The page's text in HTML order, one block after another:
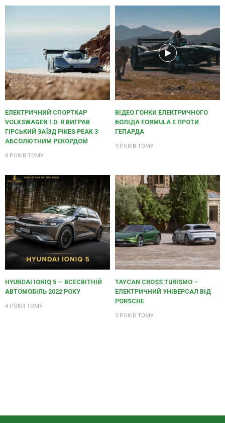
ЕЛЕКТРИЧНИЙ СПОРТКАР
VOLKSWAGEN I.D. R ВИГРАВ
ГІРСЬКИЙ ЗАЇЗД PIKES PEAK З
АБСОЛЮТНИМ РЕКОРДОМ
8 РОКІВ ТОМУ
ВІДЕО ГОНКИ ЕЛЕКТРИЧНОГО
БОЛІДА FORMULA E ПРОТИ
ГЕПАРДА
9 РОКІВ ТОМУ
HYUNDAI IONIQ 5 — ВСЕСВІТНІЙ
АВТОМОБІЛЬ 2022 РОКУ
4 РОКИ ТОМУ
TAYCAN CROSS TURISMO –
ЕЛЕКТРИЧНИЙ УНІВЕРСАЛ ВІД
PORSCHE
5 РОКІВ ТОМУ